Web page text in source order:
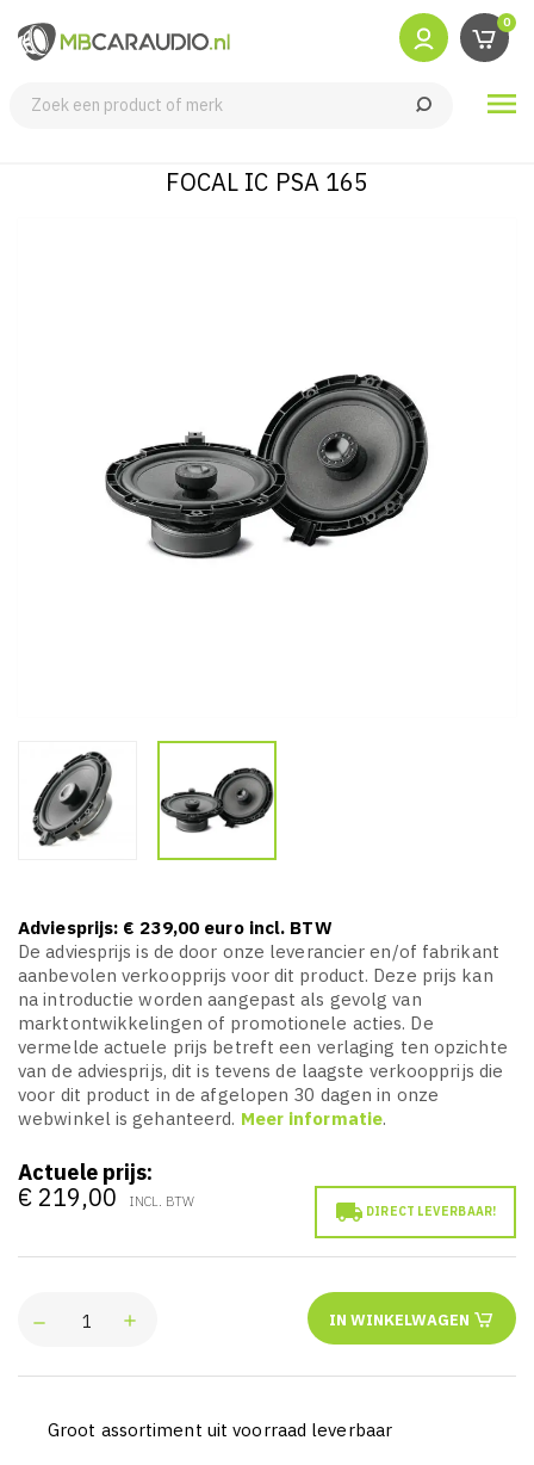
0

FOCAL IC PSA 165
Adviesprijs: € 239,00 euro incl. BTW
De adviesprijs is de door onze leverancier en/of fabrikant
aanbevolen verkoopprijs voor dit product. Deze prijs kan
na introductie worden aangepast als gevolg van
marktontwikkelingen of promotionele acties. De
vermelde actuele prijs betreft een verlaging ten opzichte
van de adviesprijs, dit is tevens de laagste verkoopprijs die
voor dit product in de afgelopen 30 dagen in onze
webwinkel is gehanteerd. Meer informatie.
Actuele prijs:
€ 219,00 INCL. BTW  DIRECT LEVERBAAR!
IN WINKELWAGEN
Groot assortiment uit voorraad leverbaar